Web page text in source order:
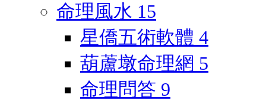
命理風水 15
星僑五術軟體 4
葫蘆墩命理網 5
命理問答 9